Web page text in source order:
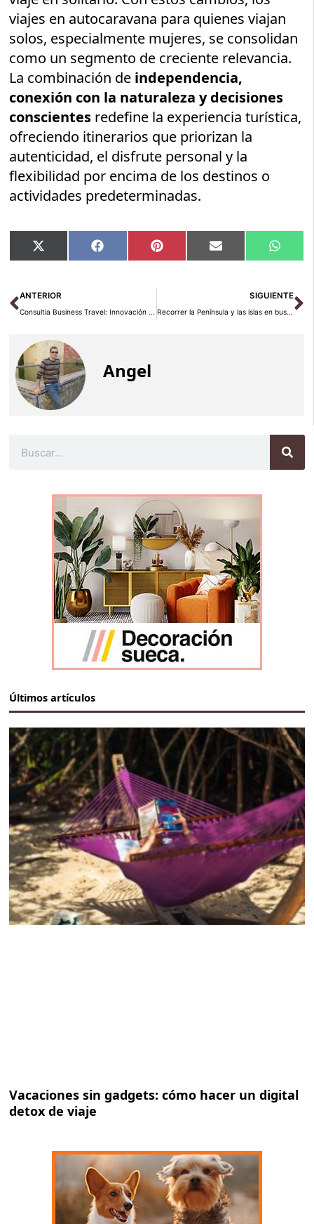
viajes en autocaravana para quienes viajan
solos, especialmente mujeres, se consolidan
como un segmento de creciente relevancia.
La combinación de independencia,
conexión con la naturaleza y decisiones
conscientes redefine la experiencia turística,
ofreciendo itinerarios que priorizan la
autenticidad, el disfrute personal y la
flexibilidad por encima de los destinos o
actividades predeterminadas.
Compartir
en
X
(Twitter)
Compartir
en
Facebook Compartir
en
Pinterest Compartir
en
Email
en
Ant
ANTERIOR
Consultia Business Travel: Innovación Tecnológica para la Transformación del Viaje de Negocios
SIGUIENTE
Recorrer la Península y las islas en busca de estrellas
Angel
Últimos artículos
Vacaciones sin gadgets: cómo hacer un digital
detox de viaje